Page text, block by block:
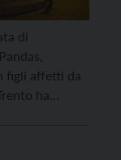
di
figli affetti da
ha